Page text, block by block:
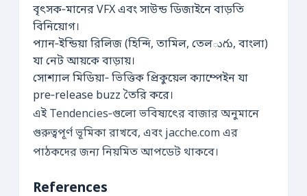
বৃৎসক‑মানের VFX এবং সাউন্ড ডিজাইনে বাড়তি
বিনিয়োগ।
প্যান‑ইন্ডিয়া রিলিজ (হিন্দি, তামিল, তেলుగు, বাংলা)
যা নেট আয়কে বাড়ায়।
সোশ্যাল মিডিয়া‑ ভিত্তিক প্রিকুয়েল ক্যাম্পেইন যা
pre‑release buzz তৈরি করে।
এই Tendencies‑গুলো ভবিষ্যৎের বাজার অনুমানে
গুরুত্বপূর্ণ ভূমিকা রাখবে, এবং jacche.com এর
পাঠকদের জন্য নিয়মিত আপডেট থাকবে।
References